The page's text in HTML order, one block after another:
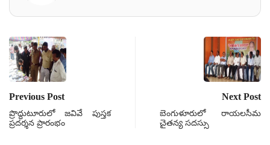
Previous Post
ప్రొద్దుటూరులో జవివే పుస్తక
ప్రదర్శన ప్రారంభం
Next Post
బెంగుళూరులో రాయలసీమ
చైతన్య సదస్సు